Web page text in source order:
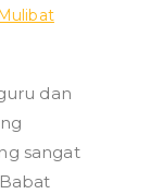
n
dan
sangat